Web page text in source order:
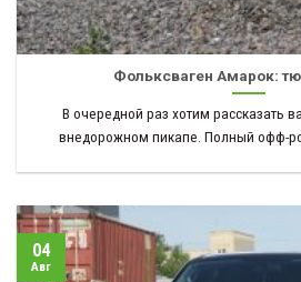
Фольксваген Амарок:
В очередной раз хотим рассказать
внедорожном пикапе. Полный офф-
04
Авг